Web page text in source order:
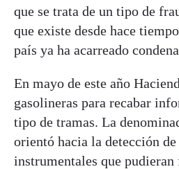
que se trata de un tipo de
que existe desde hace
país ya ha acarreado
En mayo de este año
gasolineras para recabar
tipo de tramas. La
orientó hacia la detección
instrumentales que